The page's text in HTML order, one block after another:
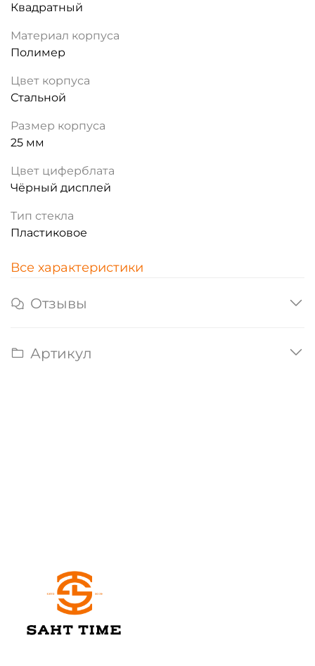
Квадратный
Материал корпуса
Полимер
Цвет корпуса
Стальной
Размер корпуса
25 мм
Цвет циферблата
Чёрный дисплей
Тип стекла
Пластиковое
Все характеристики
Отзывы
Артикул